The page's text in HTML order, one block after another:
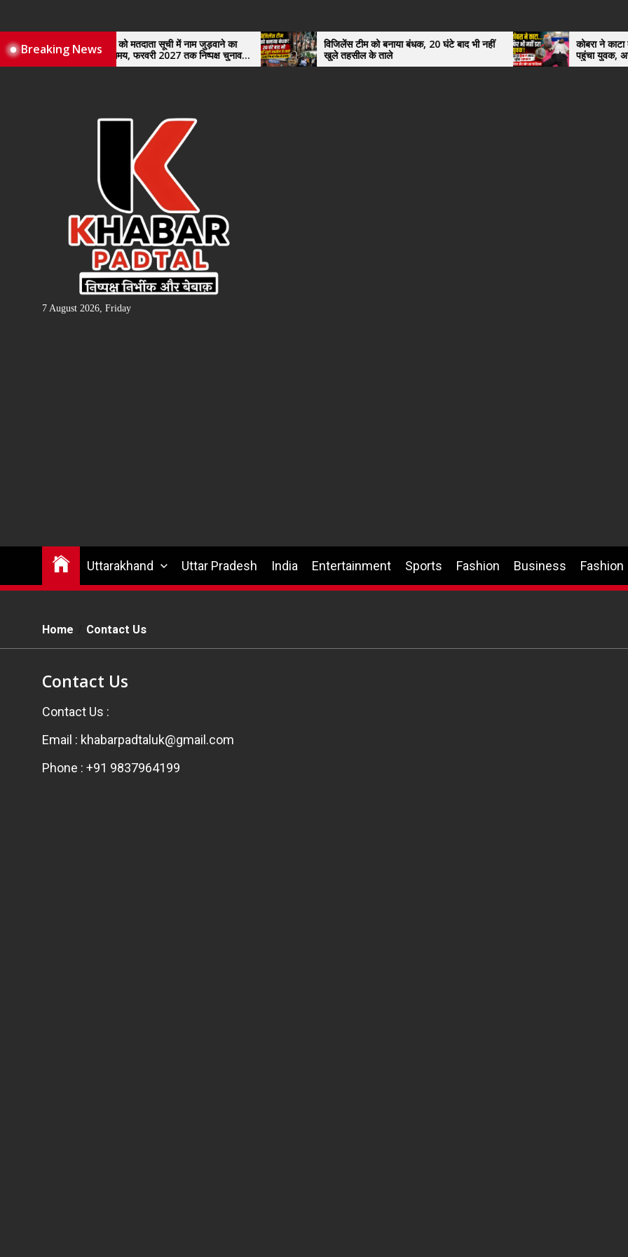
the
content
Breaking News
नए व्यापारियों को मतदाता सूची में नाम जुड़वाने का
मिले पर्याप्त समय, फरवरी 2027 तक निष्पक्ष चुनाव
कराने की उठाई मांग, सौंपा ज्ञापन।
विजिलेंस टीम को बनाया बंधक, 20 घंटे बाद भी नहीं
खुले तहसील के ताले
कोबरा ने काटा तो
पहुंचा युवक, अस्पताल
हैरान
7 August 2026, Friday
Uttarakhand Uttar Pradesh India Entertainment Sports Fashion Business Fashion
Home Contact Us
Contact Us
Contact Us :
Email : khabarpadtaluk@gmail.com
Phone : +91 9837964199